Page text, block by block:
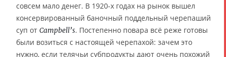
совсем мало денег. В 1920-х годах на рынок вышел
консервированный баночный поддельный черепаший
суп от Campbell’s. Постепенно повара всё реже готовы
были возиться с настоящей черепахой: зачем это
нужно, если телячьи субпродукты дают очень похожий